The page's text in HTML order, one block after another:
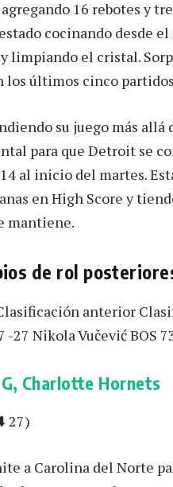
16 rebotes y
cocinando desde
limpiando el cristal.
los últimos cinco
su juego más
para que Detroit se
al inicio del martes.
en High Score y
mantiene.
de rol
anterior
-27 Nikola Vučević BOS
Charlotte Hornets
27)
a Carolina del Norte